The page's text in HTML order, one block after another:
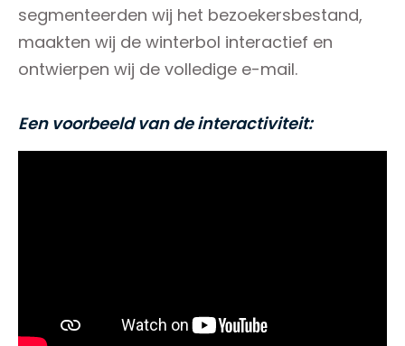
segmenteerden wij het bezoekersbestand,
maakten wij de winterbol interactief en
ontwierpen wij de volledige e-mail.
Een voorbeeld van de interactiviteit: